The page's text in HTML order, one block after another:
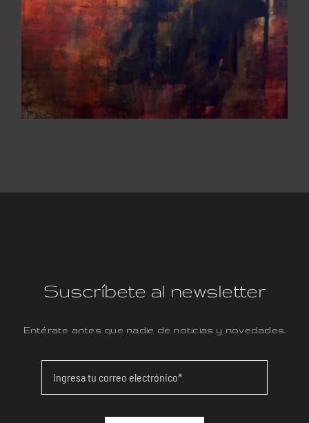
Suscríbete al newsletter
Entérate antes que nadie de noticias y novedades.